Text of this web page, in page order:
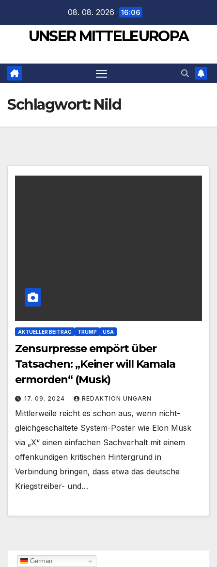
springen
08. 08. 2026 16:06
UNSER MITTELEUROPA
Schlagwort: Nild
AKTUELLER BEITRAG TRUMP USA
Zensurpresse empört über
Tatsachen: „Keiner will Kamala
ermorden“ (Musk)
17. 09. 2024 REDAKTION UNGARN
Mittlerweile reicht es schon aus, wenn nicht-
gleichgeschaltete System-Poster wie Elon Musk
via „X“ einen einfachen Sachverhalt mit einem
offenkundigen kritischen Hintergrund in
Verbindung bringen, dass etwa das deutsche
Kriegstreiber- und…
German